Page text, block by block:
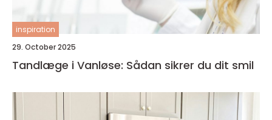
inspiration
29. October 2025
Tandlæge i Vanløse: Sådan sikrer du dit smil